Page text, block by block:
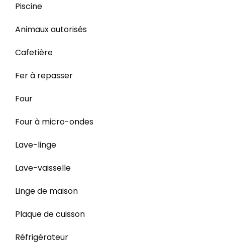
Piscine
Animaux autorisés
Cafetière
Fer à repasser
Four
Four à micro-ondes
Lave-linge
Lave-vaisselle
Linge de maison
Plaque de cuisson
Réfrigérateur